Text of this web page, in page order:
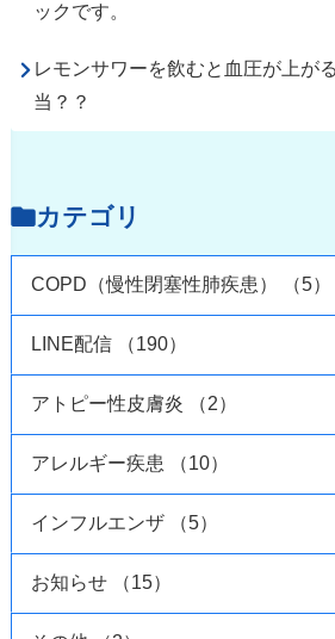
ックです。
レモンサワーを飲むと血圧が上が
当？？
カテゴリ
COPD（慢性閉塞性肺疾患） （5）
LINE配信 （190）
アトピー性皮膚炎 （2）
アレルギー疾患 （10）
インフルエンザ （5）
お知らせ （15）